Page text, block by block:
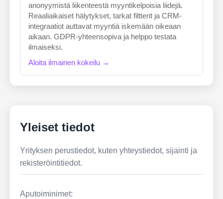
anonyymistä liikenteestä myyntikelpoisia liidejä.
Reaaliaikaiset hälytykset, tarkat filtterit ja CRM-
integraatiot auttavat myyntiä iskemään oikeaan
aikaan. GDPR-yhteensopiva ja helppo testata
ilmaiseksi.
Aloita ilmainen kokeilu →
Yleiset tiedot
Yrityksen perustiedot, kuten yhteystiedot, sijainti ja
rekisteröintitiedot.
Aputoiminimet: